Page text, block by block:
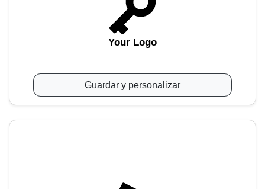
Your Logo
Guardar y personalizar